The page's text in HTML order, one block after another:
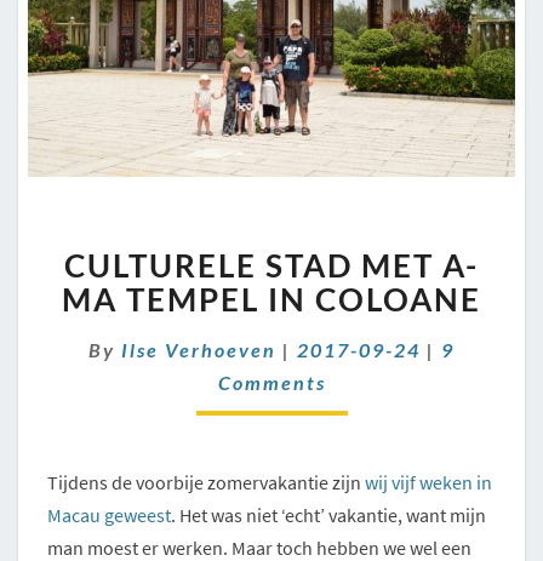
STAD
MET
A-
MA
TEMPEL
IN
COLOANE
CULTURELE STAD MET A-
MA TEMPEL IN COLOANE
By Ilse Verhoeven | 2017-09-24 | 9
Comments
Tijdens de voorbije zomervakantie zijn wij vijf weken in
Macau geweest. Het was niet ‘echt’ vakantie, want mijn
man moest er werken. Maar toch hebben we wel een